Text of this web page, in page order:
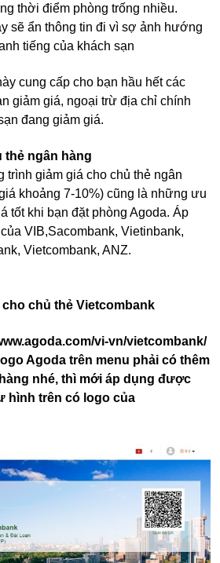
thời điểm phòng trống nhiều.
sẽ ẩn thông tin đi vì sợ ảnh hướng
tiếng của khách sạn
cung cấp cho bạn hầu hết các
giảm giá, ngoại trừ địa chỉ chính
đang giảm giá.
thẻ ngân hàng
trình giảm giá cho chủ thẻ ngân
khoảng 7-10%) cũng là những ưu
tốt khi bạn đặt phòng Agoda. Áp
VIB,Sacombank, Vietinbank,
Vietcombank, ANZ.
chủ thẻ Vietcombank
vi-vn/vietcombank/
Agoda trên menu phải có thêm
nhé, thì mới áp dụng được
hình trên có logo của